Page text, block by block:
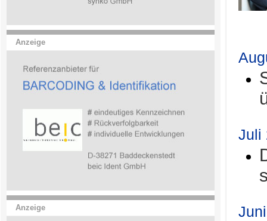
Anzeige
Anzeige
Juli